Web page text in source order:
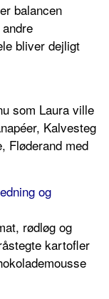
balancen
bliver dejligt
som Laura ville
Kalvesteg
Fløderand med
og
rødløg og
kartofler